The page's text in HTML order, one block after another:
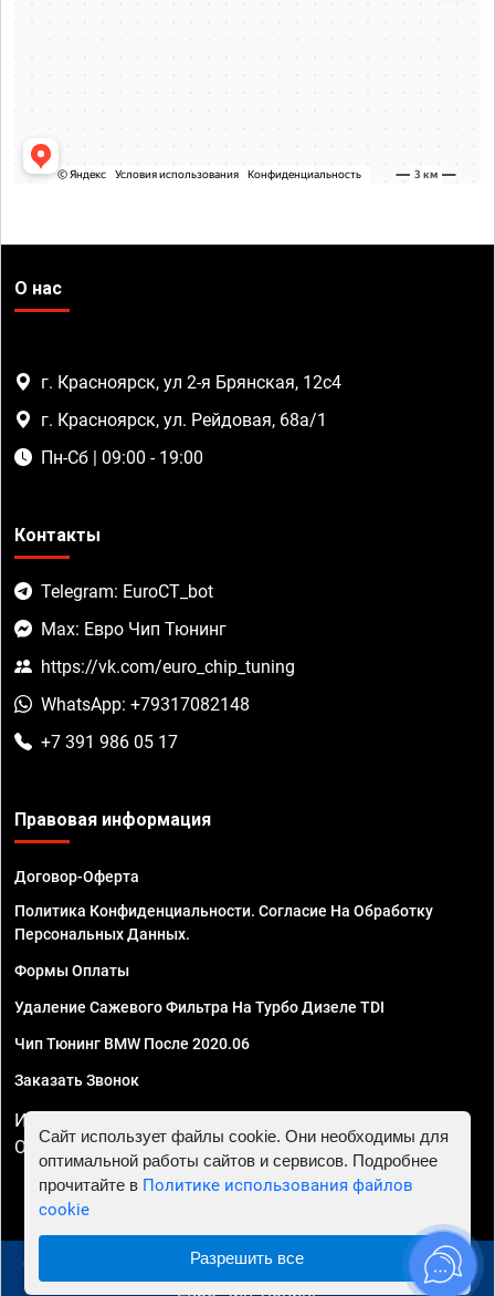
О нас
г. Красноярск, ул 2-я Брянская, 12с4
г. Красноярск, ул. Рейдовая, 68а/1
Пн-Сб | 09:00 - 19:00
Контакты
Telegram: EuroCT_bot
Max: Евро Чип Тюнинг
https://vk.com/euro_chip_tuning
WhatsApp: +79317082148
+7 391 986 05 17
Правовая информация
Договор-Оферта
Политика Конфиденциальности. Согласие На Обработку
Персональных Данных.
Формы Оплаты
Удаление Сажевого Фильтра На Турбо Дизеле TDI
Чип Тюнинг BMW После 2020.06
Заказать Звонок
ИП Смирнов Георгий Павлович. ИНН 781302555843,
ОГРНИП 324470400032610
© 2010 - 2026 Чип тюнинг в Красноярске - Автосервис
"Евро Чип Тюнинг"
Сайт использует файлы cookie. Они необходимы для
оптимальной работы сайтов и сервисов. Подробнее
прочитайте в Политике использования файлов
cookie
Разрешить все